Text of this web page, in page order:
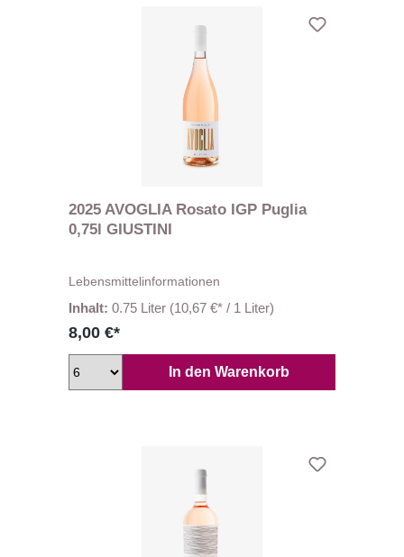
2025 AVOGLIA Rosato IGP Puglia
0,75l GIUSTINI
Lebensmittelinformationen
Inhalt: 0.75 Liter (10,67 €* / 1 Liter)
8,00 €*
In den Warenkorb